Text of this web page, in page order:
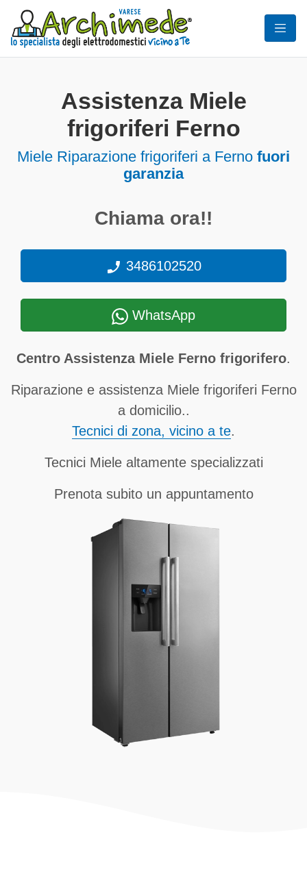
Assistenza Miele
frigoriferi Ferno
Miele Riparazione frigoriferi a Ferno fuori
garanzia
Chiama ora!!
3486102520
WhatsApp
Centro Assistenza Miele Ferno frigorifero.
Riparazione e assistenza Miele frigoriferi Ferno
a domicilio..
Tecnici di zona, vicino a te.
Tecnici Miele altamente specializzati
Prenota subito un appuntamento